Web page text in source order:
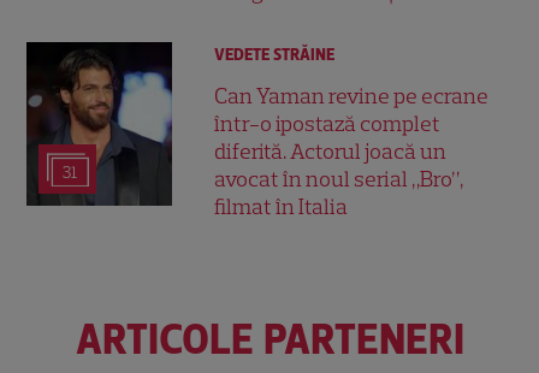
31
VEDETE STRĂINE
Can Yaman revine pe ecrane
într-o ipostază complet
diferită. Actorul joacă un
avocat în noul serial „Bro”,
filmat în Italia
ARTICOLE PARTENERI